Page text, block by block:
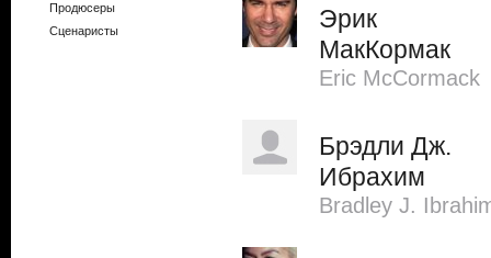
Продюсеры
Сценаристы
Эрик
МакКормак
Eric McCormack
Брэдли Дж.
Ибрахим
Bradley J.